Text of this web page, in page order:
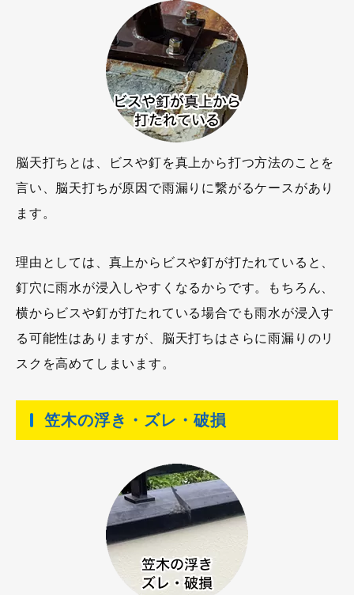
脳天打ちとは、ビスや釘を真上から打つ方法のことを
言い、脳天打ちが原因で雨漏りに繋がるケースがあり
ます。
理由としては、真上からビスや釘が打たれていると、
釘穴に雨水が浸入しやすくなるからです。もちろん、
横からビスや釘が打たれている場合でも雨水が浸入す
る可能性はありますが、脳天打ちはさらに雨漏りのリ
スクを高めてしまいます。
笠木の浮き・ズレ・破損